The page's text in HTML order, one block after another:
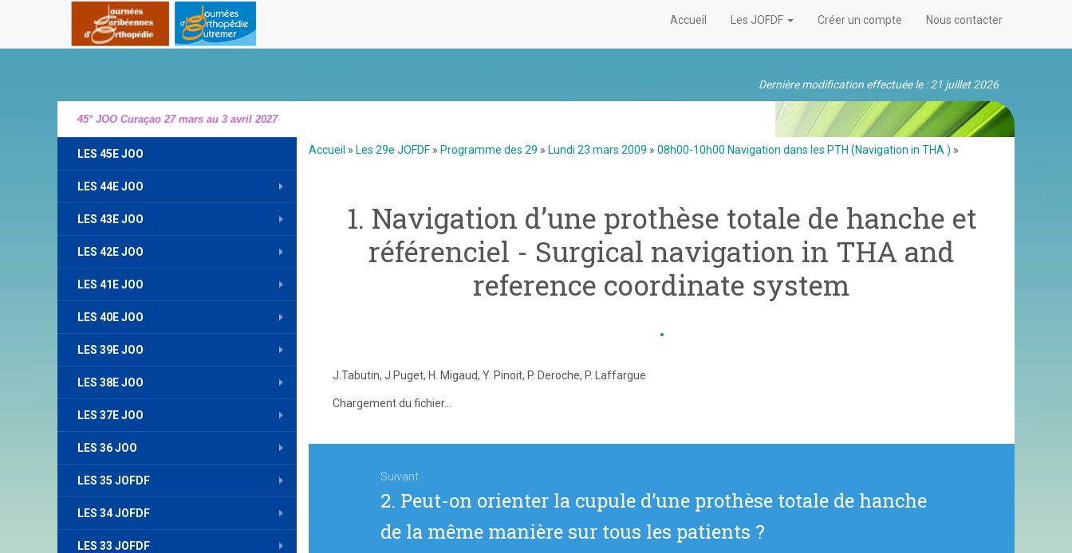
Dernière modification effectuée le : 21 juillet 2026
45° JOO Curaçao 27 mars au 3 avril 2027
Accueil Les JOFDF Créer un compte Nous contacter
LES 45E JOO
LES 44E JOO
LES 43E JOO
LES 42E JOO
LES 41E JOO
LES 40E JOO
LES 39E JOO
LES 38E JOO
LES 37E JOO
LES 36 JOO
LES 35 JOFDF
LES 34 JOFDF
LES 33 JOFDF
Accueil » Les 29e JOFDF » Programme des 29 » Lundi 23 mars 2009 » 08h00-10h00 Navigation dans les PTH (Navigation in THA ) »
1. Navigation d’une prothèse totale de hanche et
référenciel - Surgical navigation in THA and
reference coordinate system
J.Tabutin, J.Puget, H. Migaud, Y. Pinoit, P. Deroche, P. Laffargue
Chargement du fichier...
l’article
Suivant
Article
suivant
:
2. Peut-on orienter la cupule d’une prothèse totale de hanche
de la même manière sur tous les patients ?